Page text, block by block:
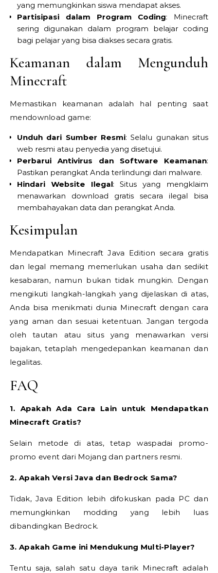
yang memungkinkan siswa mendapat akses.
Partisipasi dalam Program Coding: Minecraft
sering digunakan dalam program belajar coding
bagi pelajar yang bisa diakses secara gratis.
Keamanan dalam Mengunduh
Minecraft
Memastikan keamanan adalah hal penting saat
mendownload game:
Unduh dari Sumber Resmi: Selalu gunakan situs
web resmi atau penyedia yang disetujui.
Perbarui Antivirus dan Software Keamanan:
Pastikan perangkat Anda terlindungi dari malware.
Hindari Website Ilegal: Situs yang mengklaim
menawarkan download gratis secara ilegal bisa
membahayakan data dan perangkat Anda.
Kesimpulan
Mendapatkan Minecraft Java Edition secara gratis
dan legal memang memerlukan usaha dan sedikit
kesabaran, namun bukan tidak mungkin. Dengan
mengikuti langkah-langkah yang dijelaskan di atas,
Anda bisa menikmati dunia Minecraft dengan cara
yang aman dan sesuai ketentuan. Jangan tergoda
oleh tautan atau situs yang menawarkan versi
bajakan, tetaplah mengedepankan keamanan dan
legalitas.
FAQ
1. Apakah Ada Cara Lain untuk Mendapatkan
Minecraft Gratis?
Selain metode di atas, tetap waspadai promo-
promo event dari Mojang dan partners resmi.
2. Apakah Versi Java dan Bedrock Sama?
Tidak, Java Edition lebih difokuskan pada PC dan
memungkinkan modding yang lebih luas
dibandingkan Bedrock.
3. Apakah Game ini Mendukung Multi-Player?
Tentu saja, salah satu daya tarik Minecraft adalah